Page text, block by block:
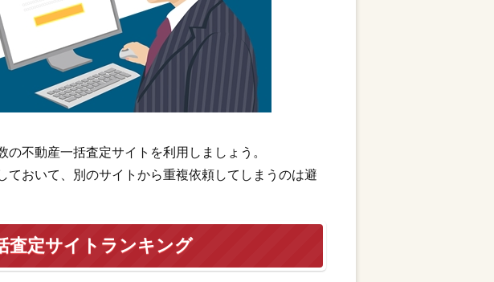
不動産一括査定サイトを利用しましょう。
おいて、別のサイトから重複依頼してしまうのは避
査定サイトランキング